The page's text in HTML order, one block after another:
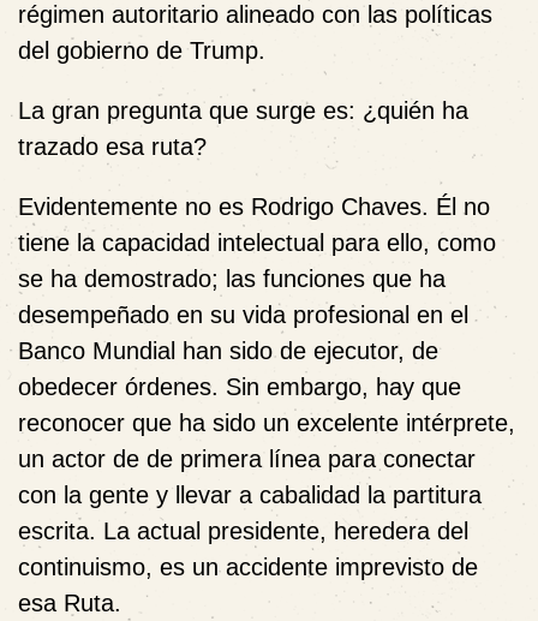
régimen autoritario alineado con las políticas
del gobierno de Trump.
La gran pregunta que surge es: ¿quién ha
trazado esa ruta?
Evidentemente no es Rodrigo Chaves. Él no
tiene la capacidad intelectual para ello, como
se ha demostrado; las funciones que ha
desempeñado en su vida profesional en el
Banco Mundial han sido de ejecutor, de
obedecer órdenes. Sin embargo, hay que
reconocer que ha sido un excelente intérprete,
un actor de de primera línea para conectar
con la gente y llevar a cabalidad la partitura
escrita. La actual presidente, heredera del
continuismo, es un accidente imprevisto de
esa Ruta.